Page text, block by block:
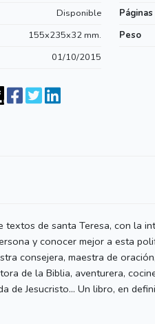
Disponible Páginas
155x235x32 mm. Peso
01/10/2015
de santa Teresa, con la
y conocer mejor a esta
consejera, maestra de
de la Biblia, aventurera,
Jesucristo... Un libro, en